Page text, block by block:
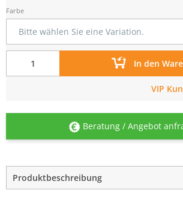
Farbe
Bitte wählen Sie eine Variation.
In den
VIP
Beratung / Angebot
Produktbeschreibung